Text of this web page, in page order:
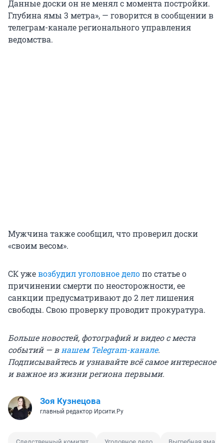
Данные доски он не менял с момента постройки.
Глубина ямы 3 метра», — говорится в сообщении в
телеграм-канале регионального управления
ведомства.
Мужчина также сообщил, что проверил доски
«своим весом».
СК ужевозбудил уголовное делопо статье о
причинении смерти по неосторожности, ее
санкции предусматривают до 2 лет лишения
свободы. Свою проверку проводит прокуратура.
Больше новостей, фотографий и видео с места
событий — в нашем Telegram-канале.
Подписывайтесь и узнавайте всё самое интересное
и важное из жизни региона первыми.
Зоя Кузнецова
главный редактор Ирсити.Ру